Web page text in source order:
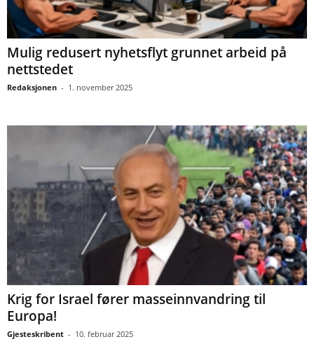
Mulig redusert nyhetsflyt grunnet arbeid på
nettstedet
Redaksjonen - 1. november 2025
Krig for Israel fører masseinnvandring til
Europa!
Gjesteskribent - 10. februar 2025